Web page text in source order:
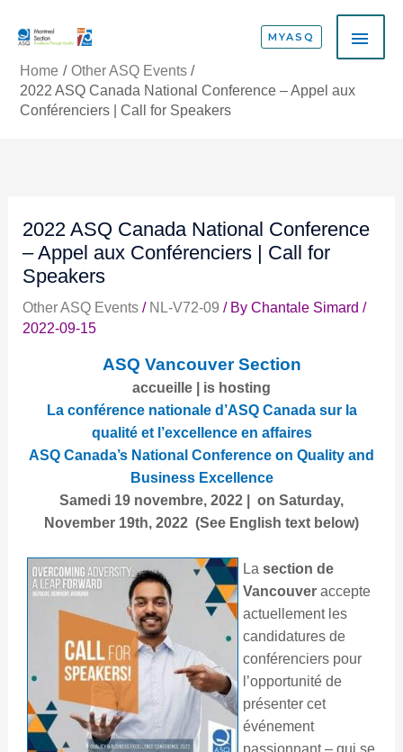
MYASQ
Home
Other ASQ Events
2022 ASQ Canada National Conference – Appel aux
Conférenciers | Call for Speakers
2022 ASQ Canada National Conference
– Appel aux Conférenciers | Call for
Speakers
Other ASQ Events/ NL-V72-09 / By Chantale Simard /
2022-09-15
ASQ Vancouver Section
accueille | is hosting
La conférence nationale d’ASQ Canada sur la
qualité et l’excellence en affaires
ASQ Canada’s National Conference on Quality and
Business Excellence
Samedi 19 novembre, 2022 | on Saturday,
November 19th, 2022 (See English text below)
La section de
Vancouveraccepte
actuellement les
candidatures de
conférenciers pour
l’opportunité de
présenter cet
événement
passionnant – qui se